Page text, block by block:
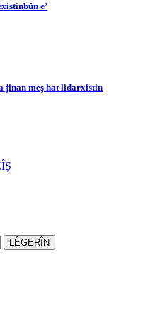
e’
jinan meş hat lidarxistin
LÊGERÎN